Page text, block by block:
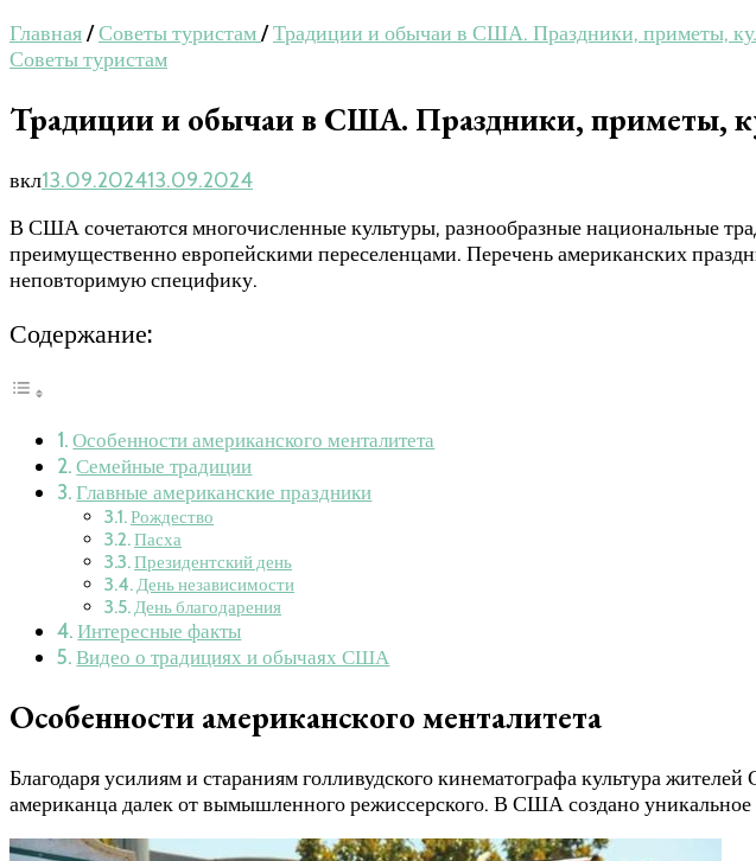
Главная/Советы туристам/Традиции и обычаи в США. Праздники, приметы,
Советы туристам
Традиции и обычаи в США. Праздники, приметы,
вкл13.09.202413.09.2024
В США сочетаются многочисленные культуры, разнообразные национальные
преимущественно европейскими переселенцами. Перечень американских
неповторимую специфику.
Содержание:
Особенности американского менталитета
Семейные традиции
Главные американские праздники
Рождество
Пасха
Президентский день
День независимости
День благодарения
Интересные факты
Видео о традициях и обычаях США
Особенности американского менталитета
Благодаря усилиям и стараниям голливудского кинематографа культура
американца далек от вымышленного режиссерского. В США создано